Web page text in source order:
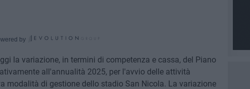
by
la variazione, in termini di competenza e cassa, del Piano
all'annualità 2025, per l'avvio delle attività
modalità di gestione dello stadio San Nicola. La variazione